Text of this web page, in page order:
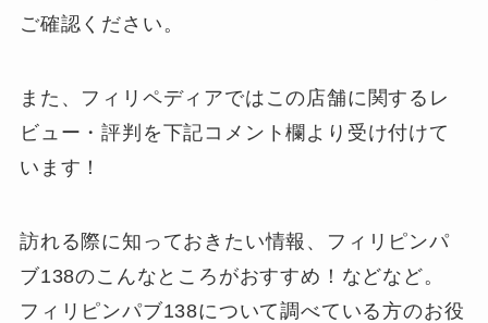
ご確認ください。
また、フィリペディアではこの店舗に関するレ
ビュー・評判を下記コメント欄 より受け付けて
います！
訪れる際に知っておきたい情報、フィリピンパ
ブ138のこんなところがおすすめ！などなど。
フィリピンパブ138について調べている方のお役